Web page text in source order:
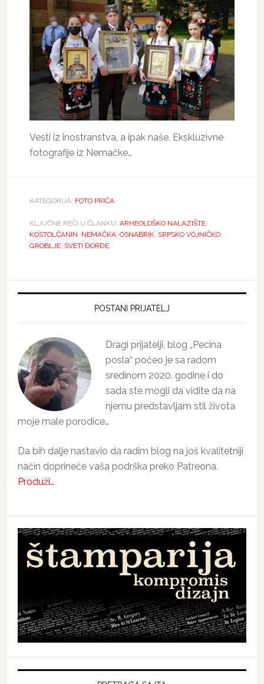
Vesti iz inostranstva, a ipak naše. Ekskluzivne
fotografije iz Nemačke…
KATEGORIJA: FOTO PRIĆA
KLJUČNE REČI U ČLANKU: ARHEOLOŠKO NALAZIŠTE,
KOSTOLČANIN, NEMAČKA, OSNABRIK, SRPSKO VOJNIČKO
GROBLJE, SVETI ĐORĐE
Primary
POSTANI PRIJATELJ
Dragi prijatelji, blog „Pecina
posla“ počeo je sa radom
sredinom 2020. godine i do
sada ste mogli da vidite da na
njemu predstavljam stil života
moje male porodice…
Da bih dalje nastavio da radim blog na još kvalitetniji
način doprineće vaša podrška preko Patreona.
Produži…